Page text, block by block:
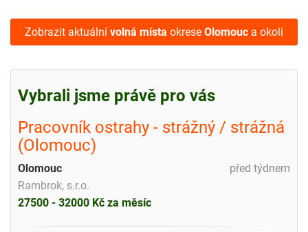
Zobrazit aktuální volná místa okrese Olomouc a okolí
Vybrali jsme právě pro vás
Pracovník ostrahy - strážný / strážná
(Olomouc)
před týdnem
Olomouc
Rambrok, s.r.o.
27500 - 32000 Kč za měsíc